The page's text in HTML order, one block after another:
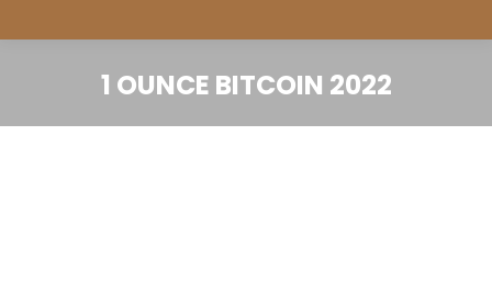
1 OUNCE BITCOIN 2022